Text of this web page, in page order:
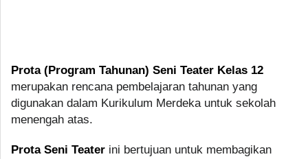
Prota (Program Tahunan) Seni Teater Kelas 12
merupakan rencana pembelajaran tahunan yang
digunakan dalam Kurikulum Merdeka untuk sekolah
menengah atas.
Prota Seni Teater ini bertujuan untuk membagikan